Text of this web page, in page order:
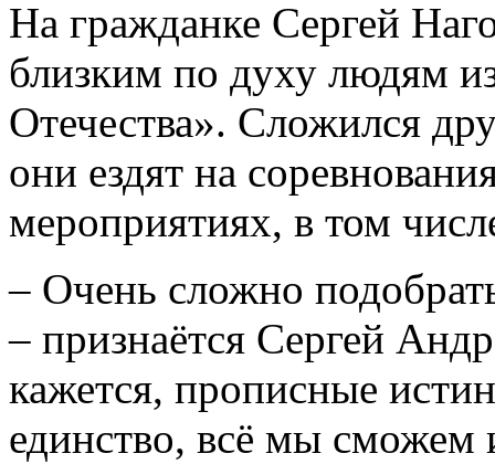
На гражданке Сергей
близким по духу людям
Отечества». Сложился
они ездят на
мероприятиях, в том
– Очень сложно
– признаётся Сергей
кажется, прописные
единство, всё мы сможем